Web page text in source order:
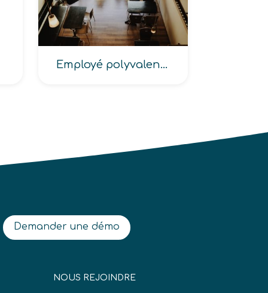
Employé polyvalent de restaurant, de restauration, de restauration rapide
Demander une démo
NOUS REJOINDRE